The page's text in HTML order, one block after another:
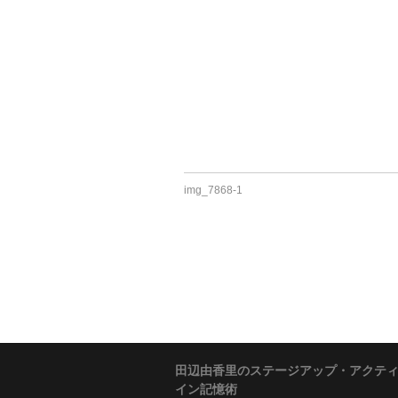
img_7868-1
田辺由香里のステージアップ・アクテ
イン記憶術